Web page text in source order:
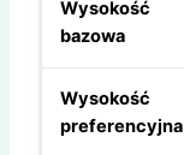
Wysokość
bazowa
Wysokość
preferencyjna